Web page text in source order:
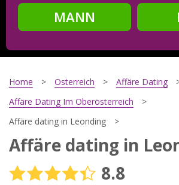
MANN
Schritt2
Schritt
Deine E-
Home Osterreich
Affäre Dating
Affäre Dating Im Oberösterreich
Affäre dating in Leonding
Affäre dating in
8.8